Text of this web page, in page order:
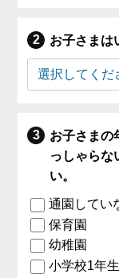
お子さまは
お子さまの
っしゃらな
い。
通園してい
保育園
幼稚園
小学校1年生